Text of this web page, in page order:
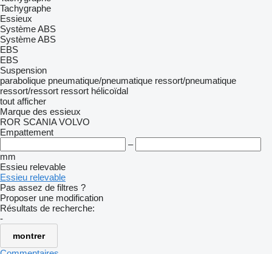
Tachygraphe
Essieux
Système ABS
Système ABS
EBS
EBS
Suspension
parabolique pneumatique/pneumatique ressort/pneumatique
ressort/ressort ressort hélicoïdal
tout afficher
Marque des essieux
ROR SCANIA VOLVO
Empattement
–
mm
Essieu relevable
Essieu relevable
Pas assez de filtres ?
Proposer une modification
Résultats de recherche:
-
montrer